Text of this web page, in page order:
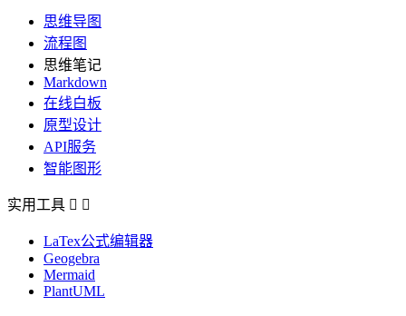
思维导图
流程图
思维笔记
Markdown
在线白板
原型设计
API服务
智能图形
实用工具  
LaTex公式编辑器
Geogebra
Mermaid
PlantUML